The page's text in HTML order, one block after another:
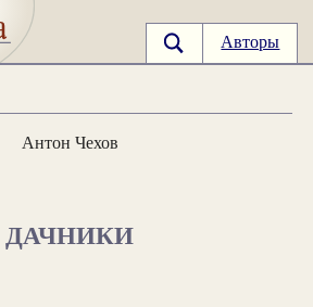
Авторы
Антон Чехов
ДАЧНИКИ